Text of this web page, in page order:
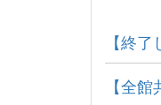
【終
【全